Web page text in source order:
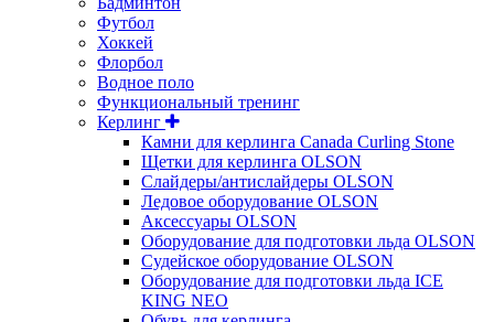
Футбол
Хоккей
Флорбол
Водное поло
Функциональный тренинг
Керлинг
Камни для керлинга Canada Curling Stone
Щетки для керлинга OLSON
Слайдеры/антислайдеры OLSON
Ледовое оборудование OLSON
Аксессуары OLSON
Оборудование для подготовки льда OLSON
Судейское оборудование OLSON
Оборудование для подготовки льда ICE
KING NEO